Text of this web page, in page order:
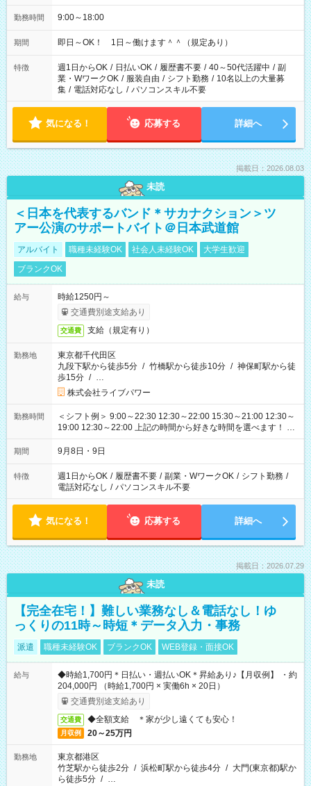
勤務時間 9:00～18:00
期間 即日～OK！ 1日～働けます＾＾（規定あり）
特徴 週1日からOK / 日払いOK / 履歴書不要 / 40～50代活躍中 / 副
業・WワークOK / 服装自由 / シフト勤務 / 10名以上の大量募
集 / 電話対応なし / パソコンスキル不要
気になる！ 応募する 詳細へ
掲載日：2026.08.03
未読
＜日本を代表するバンド＊サカナクション＞ツ
アー公演のサポートバイト＠日本武道館
アルバイト 職種未経験OK 社会人未経験OK
大学生歓迎
ブランクOK
給与
時給1250円～
交通費別途支給あり
交通費 支給（規定有り）
勤務地
東京都千代田区
九段下駅から徒歩5分 / 竹橋駅から徒歩10分 / 神保町駅から徒
歩15分 / …
株式会社ライブパワー
勤務時間
＜シフト例＞ 9:00～22:30 12:30～22:00 15:30～21:00 12:30～
19:00 12:30～22:00 上記の時間から好きな時間を選べます！ ※
時間は変更となる可能性があります
期間 9月8日・9日
特徴 週1日からOK / 履歴書不要 / 副業・WワークOK / シフト勤務 /
電話対応なし / パソコンスキル不要
気になる！ 応募する 詳細へ
掲載日：2026.07.29
未読
【完全在宅！】難しい業務なし＆電話なし！ゆ
っくりの11時～時短＊データ入力・事務
派遣 職種未経験OK ブランクOK WEB登録・面接OK
給与
◆時給1,700円＊日払い・週払いOK＊昇給あり♪【月収例】 ・約
204,000円 （時給1,700円 × 実働6h × 20日）
交通費別途支給あり
交通費 ◆全額支給 ＊家が少し遠くても安心！
月収例 20～25万円
勤務地
東京都港区
竹芝駅から徒歩2分 / 浜松町駅から徒歩4分 / 大門(東京都)駅か
ら徒歩5分 / …